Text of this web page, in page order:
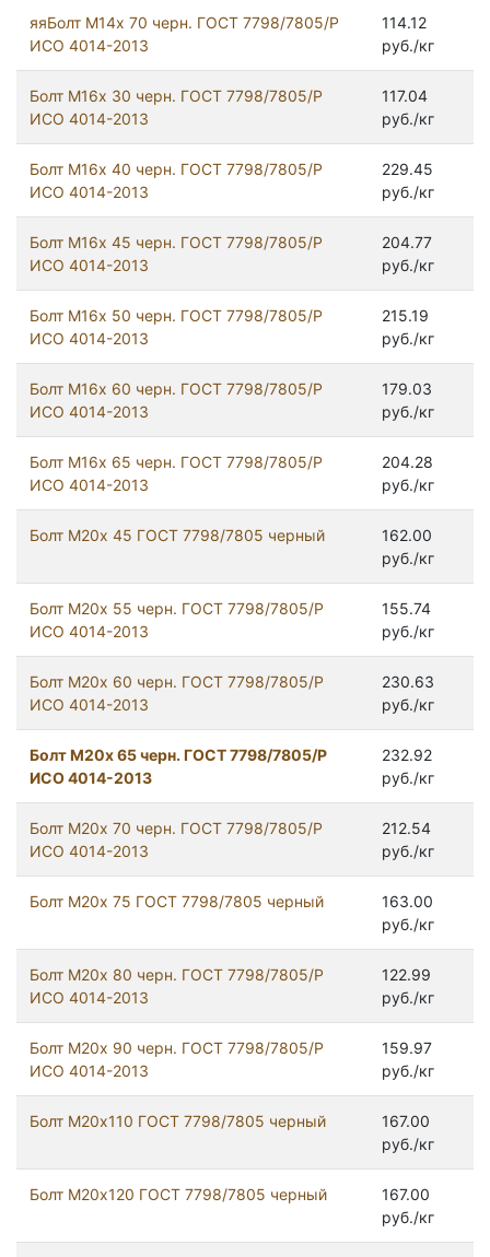
яяБолт М14х 70 черн. ГОСТ 7798/7805/Р
ИСО 4014-2013
114.12
руб./кг
Болт М16х 30 черн. ГОСТ 7798/7805/Р
ИСО 4014-2013
117.04
руб./кг
Болт М16х 40 черн. ГОСТ 7798/7805/Р
ИСО 4014-2013
229.45
руб./кг
Болт М16х 45 черн. ГОСТ 7798/7805/Р
ИСО 4014-2013
204.77
руб./кг
Болт М16х 50 черн. ГОСТ 7798/7805/Р
ИСО 4014-2013
215.19
руб./кг
Болт М16х 60 черн. ГОСТ 7798/7805/Р
ИСО 4014-2013
179.03
руб./кг
Болт М16х 65 черн. ГОСТ 7798/7805/Р
ИСО 4014-2013
204.28
руб./кг
Болт М20x 45 ГОСТ 7798/7805 черный
162.00
руб./кг
Болт М20х 55 черн. ГОСТ 7798/7805/Р
ИСО 4014-2013
155.74
руб./кг
Болт М20х 60 черн. ГОСТ 7798/7805/Р
ИСО 4014-2013
230.63
руб./кг
Болт М20х 65 черн. ГОСТ 7798/7805/Р
ИСО 4014-2013
232.92
руб./кг
Болт М20х 70 черн. ГОСТ 7798/7805/Р
ИСО 4014-2013
212.54
руб./кг
Болт М20x 75 ГОСТ 7798/7805 черный
163.00
руб./кг
Болт М20х 80 черн. ГОСТ 7798/7805/Р
ИСО 4014-2013
122.99
руб./кг
Болт М20х 90 черн. ГОСТ 7798/7805/Р
ИСО 4014-2013
159.97
руб./кг
Болт М20х110 ГОСТ 7798/7805 черный
167.00
руб./кг
Болт М20х120 ГОСТ 7798/7805 черный
167.00
руб./кг